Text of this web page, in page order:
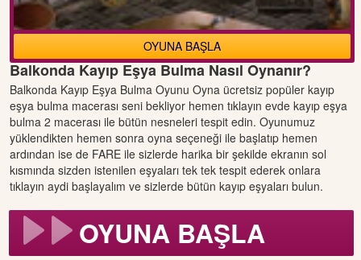
OYUNA BAŞLA
Balkonda Kayıp Eşya Bulma Nasıl Oynanır?
Balkonda Kayıp Eşya Bulma Oyunu Oyna ücretsiz popüler kayıp
eşya bulma macerası seni bekliyor hemen tıklayın evde kayıp eşya
bulma 2 macerası ile bütün nesneleri tespit edin. Oyunumuz
yüklendikten hemen sonra oyna seçeneği ile başlatıp hemen
ardından ise de FARE ile sizlerde harika bir şekilde ekranın sol
kısmında sizden istenilen eşyaları tek tek tespit ederek onlara
tıklayın aydi başlayalım ve sizlerde bütün kayıp eşyaları bulun.
OYUNA BAŞLA